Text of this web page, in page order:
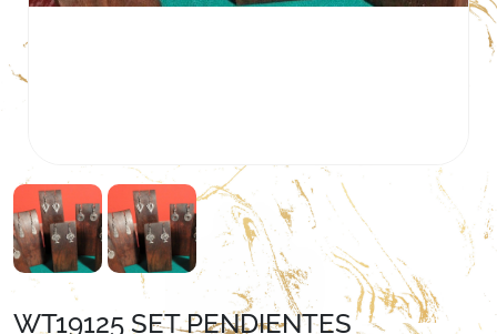
WT19125 SET PENDIENTES